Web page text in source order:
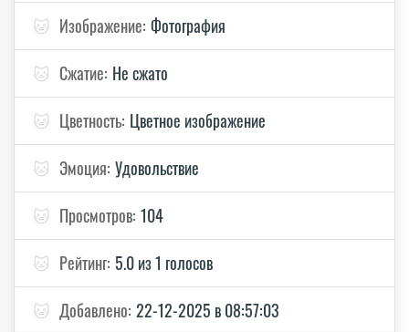
🐱 Изображение: Фотография
🐱 Сжатие: Не сжато
🐱 Цветность: Цветное изображение
🐱 Эмоция: Удовольствие
🐱 Просмотров: 104
🐱 Рейтинг: 5.0 из 1 голосов
🐱 Добавлено: 22-12-2025 в 08:57:03